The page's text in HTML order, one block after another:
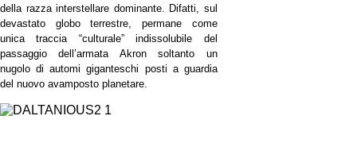
della razza interstellare dominante. Difatti, sul
devastato globo terrestre, permane come
unica traccia “culturale” indissolubile del
passaggio dell’armata Akron soltanto un
nugolo di automi giganteschi posti a guardia
del nuovo avamposto planetare.